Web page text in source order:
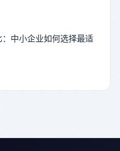
中小企业如何选择最适